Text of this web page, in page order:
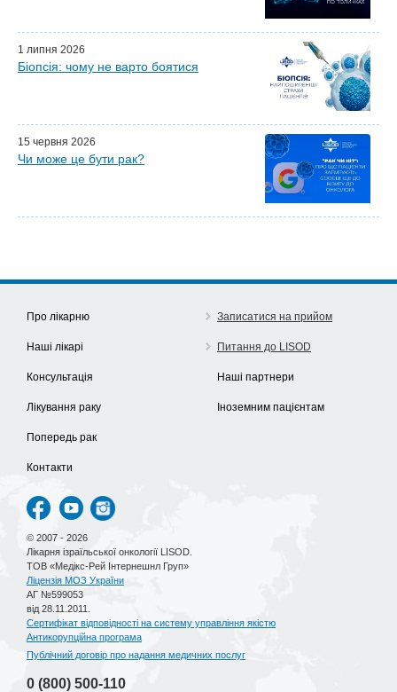
Партнери LISOD
1 липня 2026
Біопсія: чому не варто боятися
15 червня 2026
Чи може це бути рак?
Про лікарню
Наші лікарі
Консультація
Лікування раку
Попередь рак
Контакти
Записатися на прийом
Питання до LISOD
Наші партнери
Іноземним пацієнтам
© 2007 - 2026
Лікарня ізраїльської онкології LISOD.
ТОВ «Медікс-Рей Інтернешнл Груп»
Ліцензія МОЗ України
АГ №599053
від 28.11.2011.
Сертифікат відповідності на систему управління якістю
Антикорупційна програма
Публічний договір про надання медичних послуг
0 (800) 500-110